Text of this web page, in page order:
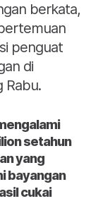
berkata,
penguat
di
Rabu.
setahun
yang
bayangan
cukai